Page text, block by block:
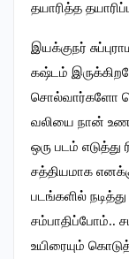
தயாரித்த
இயக்குநர்
கஷ்டம்
சொல்வார்களோ
வலியை நான்
ஒரு படம்
சத்தியமாக
படங்களில்
உயிரையும்